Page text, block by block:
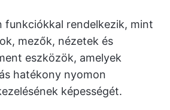
funkciókkal rendelkezik, mint
mezők, nézetek és
eszközök, amelyek
hatékony nyomon
képességét.